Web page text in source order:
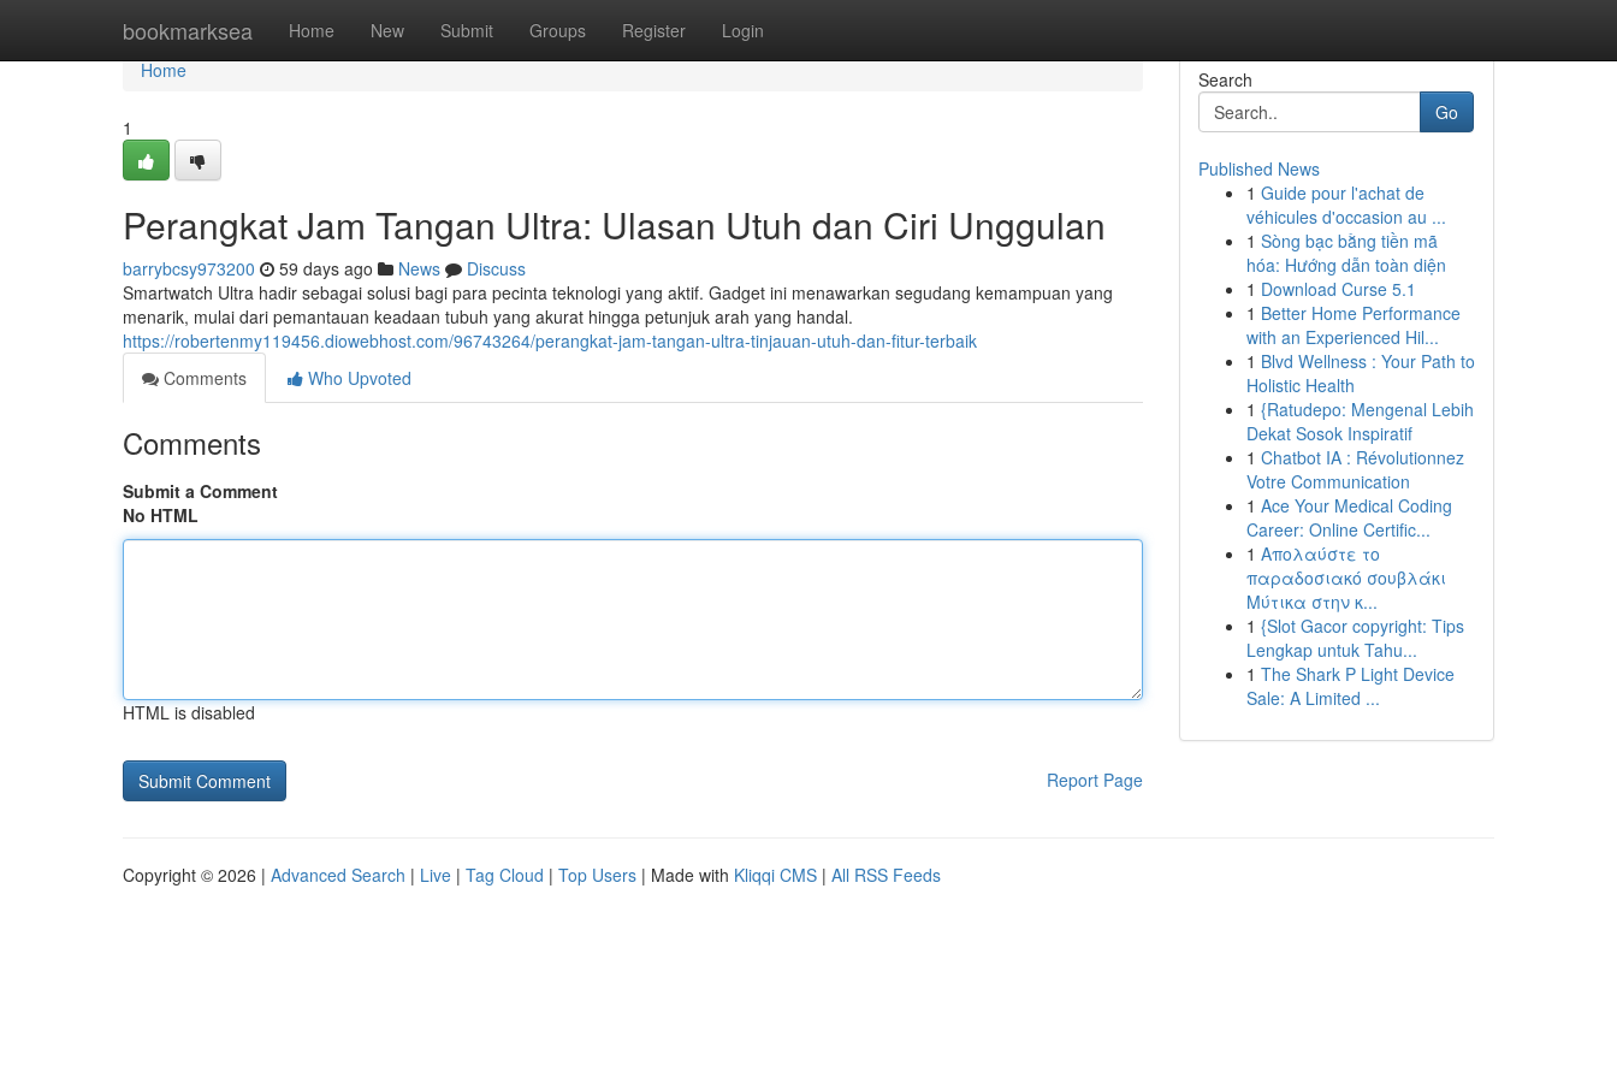
bookmarksea Home New Submit Groups Register Login
Home
Home
1
Perangkat Jam Tangan Ultra: Ulasan Utuh dan Ciri Unggulan
barrybcsy973200 59 days ago News
Discuss
Smartwatch Ultra hadir sebagai solusi bagi para pecinta teknologi yang aktif. Gadget ini menawarkan segudang kemampuan yang
menarik, mulai dari pemantauan keadaan tubuh yang akurat hingga petunjuk arah yang handal.
https://robertenmy119456.diowebhost.com/96743264/perangkat-jam-tangan-ultra-tinjauan-utuh-dan-fitur-terbaik
Comments
Who Upvoted
Comments
Submit a Comment
No HTML
HTML is disabled
Report Page
Search
Go
Published News
1 Guide pour l'achat de
véhicules d'occasion au ...
1 Sòng bạc bằng tiền mã
hóa: Hướng dẫn toàn diện
1 Download Curse 5.1
1 Better Home Performance
with an Experienced Hil...
1 Blvd Wellness : Your Path to
Holistic Health
1 {Ratudepo: Mengenal Lebih
Dekat Sosok Inspiratif
1 Chatbot IA : Révolutionnez
Votre Communication
1 Ace Your Medical Coding
Career: Online Certific...
1 Απολαύστε το
παραδοσιακό σουβλάκι
Μύτικα στην κ...
1 {Slot Gacor copyright: Tips
Lengkap untuk Tahu...
1 The Shark P Light Device
Sale: A Limited ...
Copyright © 2026 | Advanced Search | Live | Tag Cloud | Top Users | Made with Kliqqi CMS | All RSS Feeds